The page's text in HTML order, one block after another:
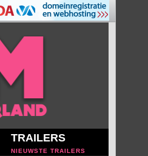
TRAILERS
NIEUWSTE TRAILERS